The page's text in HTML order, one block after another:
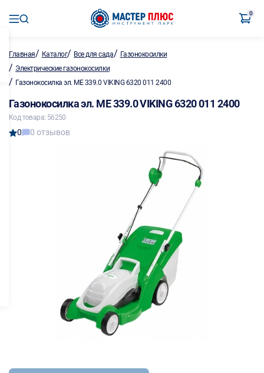
0
Главная/ Каталог/ Все для сада/ Газонокосилки
/ Электрические газонокосилки
/ Газонокосилка эл. МЕ 339.0 VIKING 6320 011 2400
Газонокосилка эл. МЕ 339.0 VIKING 6320 011 2400
Код товара: 56250
0 0 отзывов